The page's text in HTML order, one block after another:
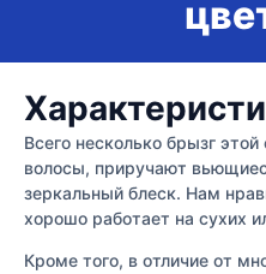
Всего несколько брызг
волосы, приручают
зеркальный блеск. Нам
хорошо работает на сухих
Кроме того, в отличие от